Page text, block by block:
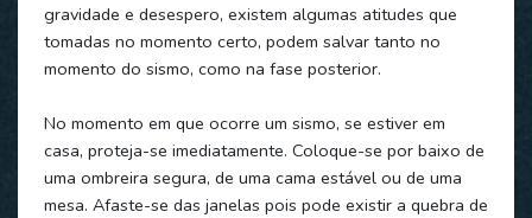
gravidade e desespero, existem algumas atitudes que
tomadas no momento certo, podem salvar tanto no
momento do sismo, como na fase posterior.
No momento em que ocorre um sismo, se estiver em
casa, proteja-se imediatamente. Coloque-se por baixo de
uma ombreira segura, de uma cama estável ou de uma
mesa. Afaste-se das janelas pois pode existir a quebra de